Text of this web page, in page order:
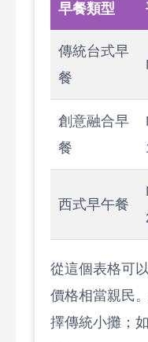
早餐類型
傳統台式早
餐
創意融合早
餐
西式早午餐
從這個表格可
價格相當親民
擇傳統小攤；